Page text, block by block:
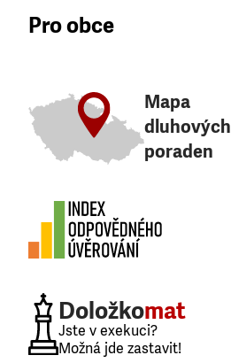
Pro obce
Mapa
dluhových
poraden
Doložkomat
Jste v exekuci?
Možná jde zastavit!